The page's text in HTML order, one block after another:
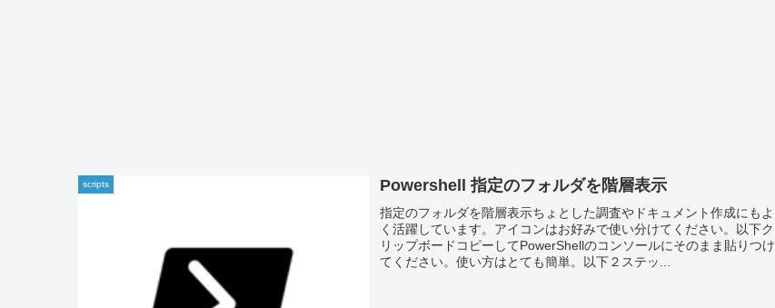
scripts Powershell 指定のフォルダを階層表示
指定のフォルダを階層表示ちょとした調査やドキュメント作成にもよ
く活躍しています。アイコンはお好みで使い分けてください。以下ク
リップボードコピーしてPowerShellのコンソールにそのまま貼りつけ
てください。使い方はとても簡単。以下２ステッ...